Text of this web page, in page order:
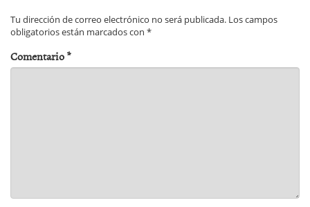
Tu dirección de correo electrónico no será publicada. Los campos
obligatorios están marcados con *
Comentario*